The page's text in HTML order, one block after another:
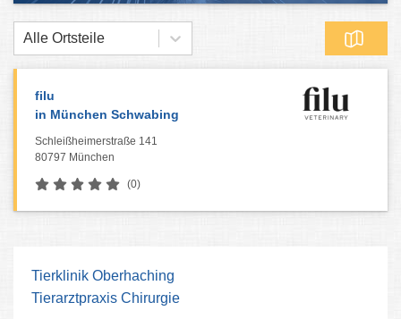
Alle Ortsteile
filu
in München Schwabing
Schleißheimerstraße 141
80797 München
(0)
Tierklinik Oberhaching
Tierarztpraxis Chirurgie